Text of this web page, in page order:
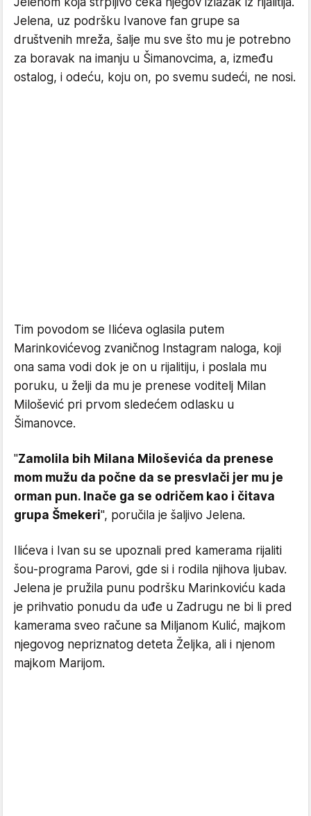
Jelena, uz podršku Ivanove fan grupe sa
društvenih mreža, šalje mu sve što mu je potrebno
za boravak na imanju u Šimanovcima, a, između
ostalog, i odeću, koju on, po svemu sudeći, ne nosi.
Tim povodom se Ilićeva oglasila putem
Marinkovićevog zvaničnog Instagram naloga, koji
ona sama vodi dok je on u rijalitiju, i poslala mu
poruku, u želji da mu je prenese voditelj Milan
Milošević pri prvom sledećem odlasku u
Šimanovce.
"Zamolila bih Milana Miloševića da prenese
mom mužu da počne da se presvlači jer mu je
orman pun. Inače ga se odričem kao i čitava
grupa Šmekeri", poručila je šaljivo Jelena.
Ilićeva i Ivan su se upoznali pred kamerama rijaliti
šou-programa Parovi, gde si i rodila njihova ljubav.
Jelena je pružila punu podršku Marinkoviću kada
je prihvatio ponudu da uđe u Zadrugu ne bi li pred
kamerama sveo račune sa Miljanom Kulić, majkom
njegovog nepriznatog deteta Željka, ali i njenom
majkom Marijom.